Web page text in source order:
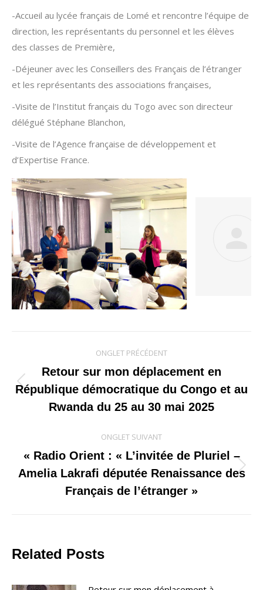
-Accueil au lycée français de Lomé et rencontre l’équipe de
direction, les représentants du personnel et les élèves
des classes de Première,
-Déjeuner avec les Conseillers des Français de l’étranger
et les représentants des associations françaises,
-Visite de l’Institut français du Togo avec son directeur
délégué Stéphane Blanchon,
-Visite de l’Agence française de développement et
d’Expertise France.
de
commentaire
ONGLET PRÉCÉDENT
Onglet
précédent
Retour sur mon déplacement en
République démocratique du Congo et au
Rwanda du 25 au 30 mai 2025
ONGLET SUIVANT
Onglet
suivant
« Radio Orient : « L’invitée de Pluriel –
Amelia Lakrafi députée Renaissance des
Français de l’étranger »
Related Posts